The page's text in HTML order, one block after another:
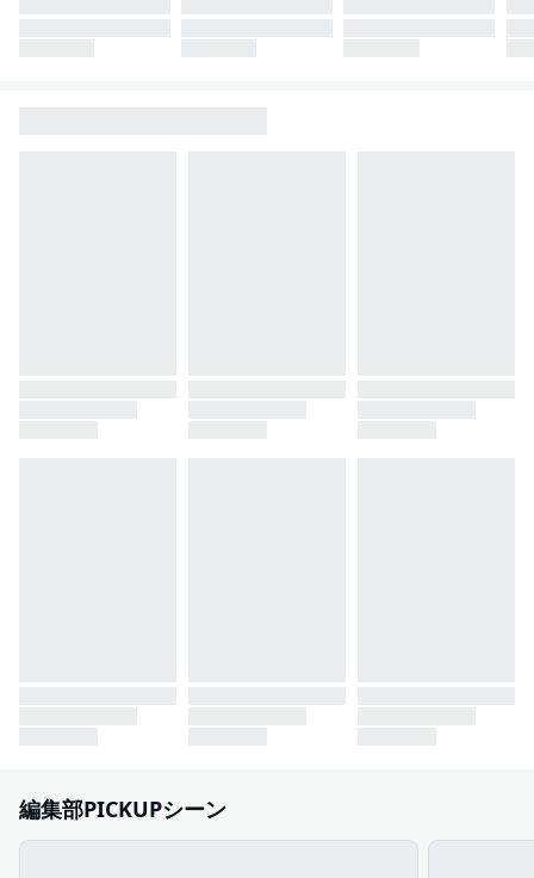
編集部PICKUPシーン